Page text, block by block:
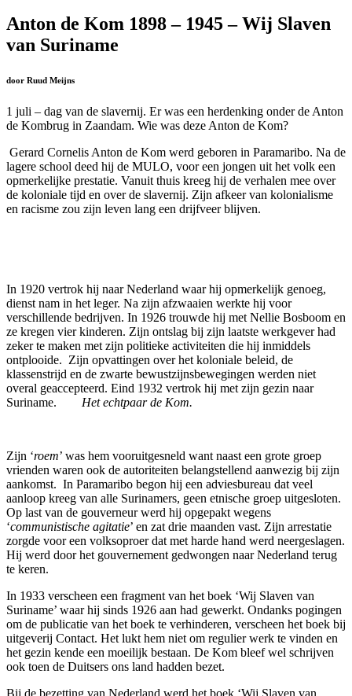
Anton de Kom 1898 – 1945 – Wij Slaven
van Suriname
door Ruud Meijns
1 juli – dag van de slavernij. Er was een herdenking onder de Anton
de Kombrug in Zaandam. Wie was deze Anton de Kom?
Gerard Cornelis Anton de Kom werd geboren in Paramaribo. Na de
lagere school deed hij de MULO, voor een jongen uit het volk een
opmerkelijke prestatie. Vanuit thuis kreeg hij de verhalen mee over
de koloniale tijd en over de slavernij. Zijn afkeer van kolonialisme
en racisme zou zijn leven lang een drijfveer blijven.
In 1920 vertrok hij naar Nederland waar hij opmerkelijk genoeg,
dienst nam in het leger. Na zijn afzwaaien werkte hij voor
verschillende bedrijven. In 1926 trouwde hij met Nellie Bosboom en
ze kregen vier kinderen. Zijn ontslag bij zijn laatste werkgever had
zeker te maken met zijn politieke activiteiten die hij inmiddels
ontplooide. Zijn opvattingen over het koloniale beleid, de
klassenstrijd en de zwarte bewustzijnsbewegingen werden niet
overal geaccepteerd. Eind 1932 vertrok hij met zijn gezin naar
Suriname. Het echtpaar de Kom.
Zijn ‘roem’ was hem vooruitgesneld want naast een grote groep
vrienden waren ook de autoriteiten belangstellend aanwezig bij zijn
aankomst. In Paramaribo begon hij een adviesbureau dat veel
aanloop kreeg van alle Surinamers, geen etnische groep uitgesloten.
Op last van de gouverneur werd hij opgepakt wegens
‘communistische agitatie’ en zat drie maanden vast. Zijn arrestatie
zorgde voor een volksoproer dat met harde hand werd neergeslagen.
Hij werd door het gouvernement gedwongen naar Nederland terug
te keren.
In 1933 verscheen een fragment van het boek ‘Wij Slaven van
Suriname’ waar hij sinds 1926 aan had gewerkt. Ondanks pogingen
om de publicatie van het boek te verhinderen, verscheen het boek bij
uitgeverij Contact. Het lukt hem niet om regulier werk te vinden en
het gezin kende een moeilijk bestaan. De Kom bleef wel schrijven
ook toen de Duitsers ons land hadden bezet.